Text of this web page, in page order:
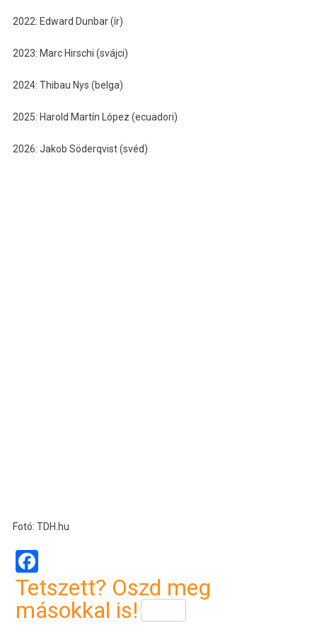
2022: Edward Dunbar (ír)
2023: Marc Hirschi (svájci)
2024: Thibau Nys (belga)
2025: Harold Martín López (ecuadori)
2026: Jakob Söderqvist (svéd)
Fotó: TDH.hu
Facebook
Tetszett? Oszd meg
másokkal is!